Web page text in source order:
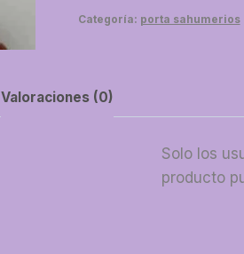
Categoría: porta sahumerios
Valoraciones (0)
Solo los
producto